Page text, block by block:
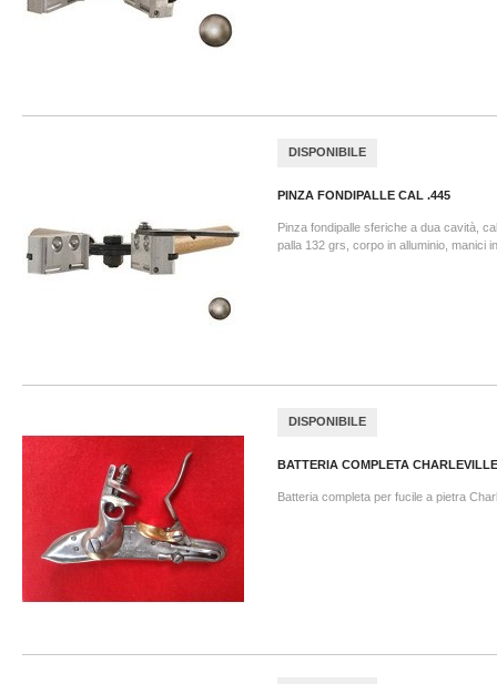
DISPONIBILE
PINZA FONDIPALLE CAL .445
Pinza fondipalle sferiche a dua cavità,
palla 132 grs, corpo in alluminio, manici
DISPONIBILE
BATTERIA COMPLETA CHARLEVILLE
Batteria completa per fucile a pietra